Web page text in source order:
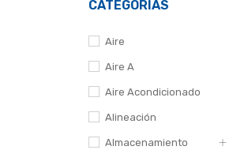
CATEGORIAS
Aire
Aire A
Aire Acondicionado
Alineación
Almacenamiento